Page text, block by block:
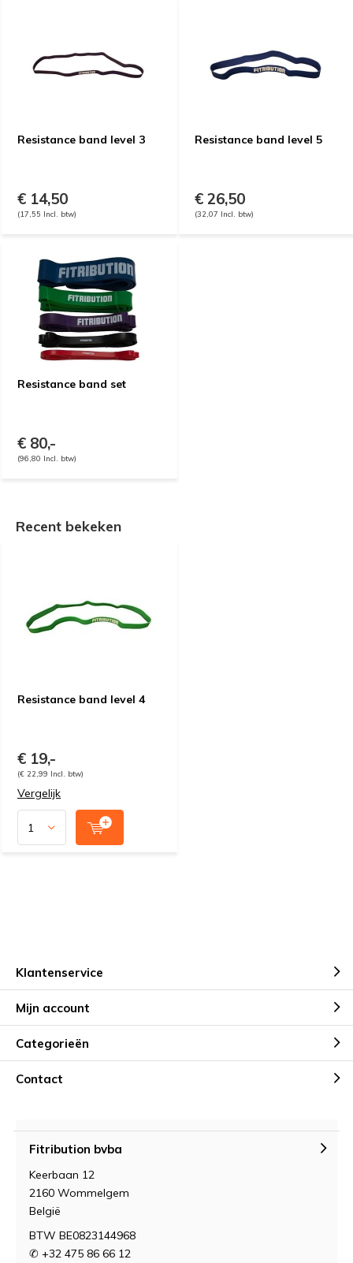
Resistance band level 3
€ 14,50
(17,55 Incl. btw)
Resistance band level 5
€ 26,50
(32,07 Incl. btw)
Resistance band set
€ 80,-
(96,80 Incl. btw)
Recent bekeken
Resistance band level 4
€ 19,-
(€ 22,99 Incl. btw)
Vergelijk
Klantenservice
Mijn account
Categorieën
Contact
Fitribution bvba
Keerbaan 12
2160 Wommelgem
België
BTW BE0823144968
✆ +32 475 86 66 12